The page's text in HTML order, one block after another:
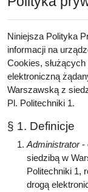
Niniejsza Polityka
informacji na
Cookies,
elektroniczną
Warszawską z
Pl. Politechniki 1.
§ 1. Definicje
Administrator-
siedzibą w
Politechniki 1,
drogą